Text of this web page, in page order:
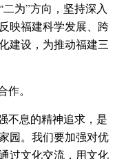
为”方向，坚持深入
映福建科学发展、跨
建设，为推动福建三
。
不息的精神追求，是
园。我们要加强对优
过文化交流，用文化